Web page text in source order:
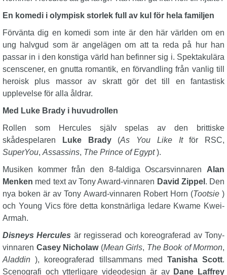
En komedi i olympisk storlek full av kul för hela familjen
Förvänta dig en komedi som inte är den här världen om en
ung halvgud som är angelägen om att ta reda på hur han
passar in i den konstiga värld han befinner sig i. Spektakulära
scenscener, en gnutta romantik, en förvandling från vanlig till
heroisk plus massor av skratt gör det till en fantastisk
upplevelse för alla åldrar.
Med Luke Brady i huvudrollen
Rollen som Hercules själv spelas av den brittiske
skådespelaren
Luke Brady(As You Like Itför RSC,
SuperYou, Assassins, The Prince of Egypt).
Musiken kommer från den 8-faldiga Oscarsvinnaren Alan
Menken med text av Tony Award-vinnaren David Zippel . Den
nya boken är av Tony Award-vinnaren Robert Horn (Tootsie)
och Young Vics före detta konstnärliga ledare Kwame Kwei-
Armah.
Disneys Hercules är regisserad och koreograferad av Tony-
vinnaren Casey Nicholaw(Mean Girls, The Book of Mormon,
Aladdin ), koreograferad tillsammans med Tanisha Scott.
Scenografi och ytterligare videodesign är av Dane Laffrey